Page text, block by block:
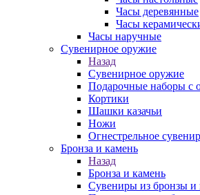
Часы деревянные
Часы
Часы наручные
Сувенирное оружие
Назад
Сувенирное оружие
Подарочные наборы с
Кортики
Шашки казачьи
Ножи
Огнестрельное
Бронза и камень
Назад
Бронза и камень
Сувениры из бронзы и